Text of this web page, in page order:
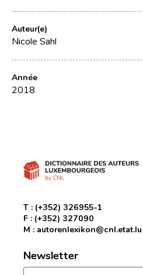
Auteur(e)
Nicole Sahl
Année
2018
T : (+352) 326955-1
F : (+352) 327090
M : autorenlexikon@cnl.etat.lu
Newsletter